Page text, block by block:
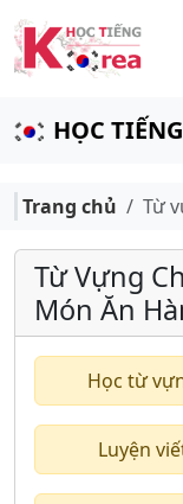
HỌC
Trang chủ Từ
Từ Vựng
Món Ăn
Học từ
Luyện